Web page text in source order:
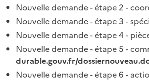
Nouvelle demande - étape 2 -
Nouvelle demande - étape 3 -
Nouvelle demande - étape 4 -
Nouvelle demande - étape 5 -
durable.gouv.fr/
Nouvelle demande - étape 6 -